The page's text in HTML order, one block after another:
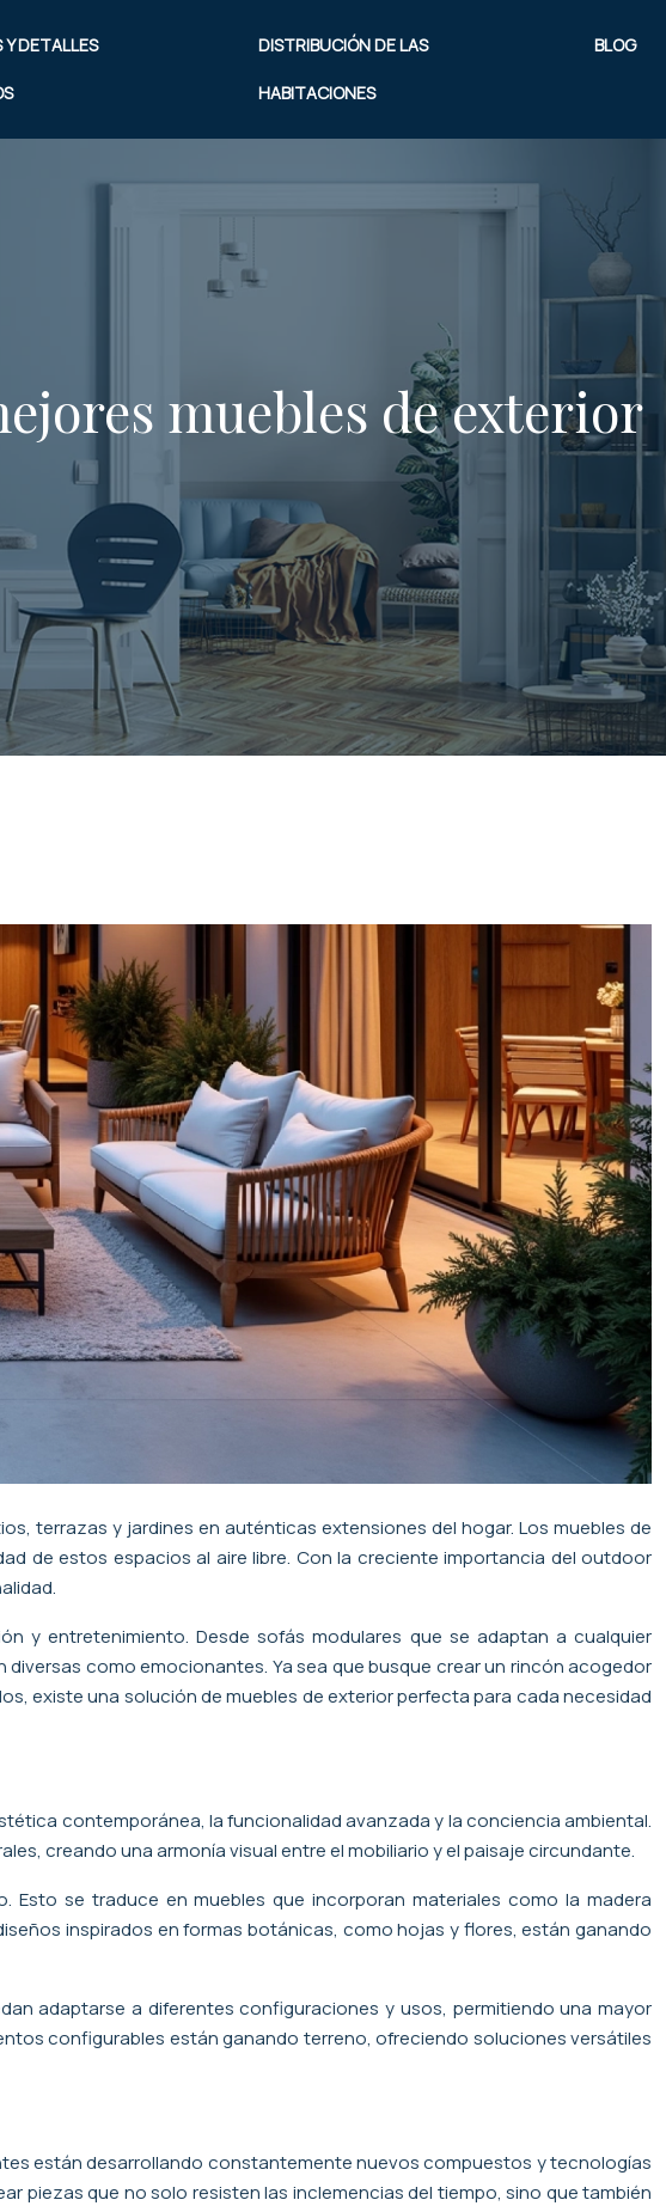
Y DETALLES DISTRIBUCIÓN DE LAS
HABITACIONES
BLOG
muebles de exterior
terrazas y jardines en auténticas extensiones del hogar. Los muebles de
de estos espacios al aire libre. Con la creciente importancia del outdoor
y entretenimiento. Desde sofás modulares que se adaptan a cualquier
como emocionantes. Ya sea que busque crear un rincón acogedor
existe una solución de muebles de exterior perfecta para cada necesidad
contemporánea, la funcionalidad avanzada y la conciencia ambiental.
creando una armonía visual entre el mobiliario y el paisaje circundante.
se traduce en muebles que incorporan materiales como la madera
inspirados en formas botánicas, como hojas y flores, están ganando
adaptarse a diferentes configuraciones y usos, permitiendo una mayor
configurables están ganando terreno, ofreciendo soluciones versátiles
están desarrollando constantemente nuevos compuestos y tecnologías
piezas que no solo resisten las inclemencias del tiempo, sino que también